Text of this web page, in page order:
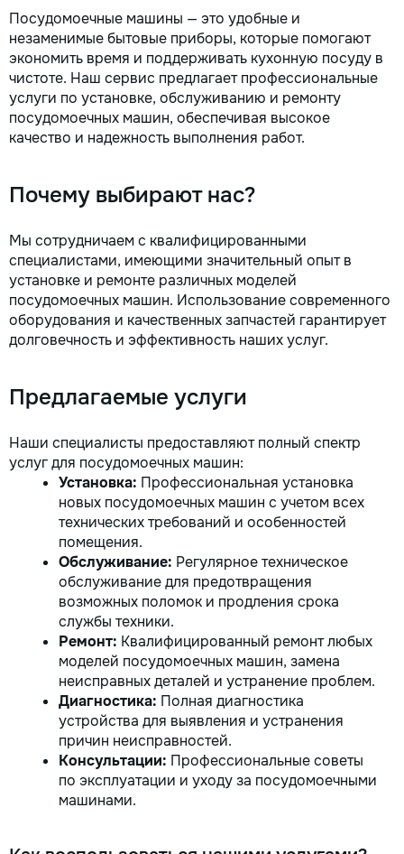
Посудомоечные машины — это удобные и
незаменимые бытовые приборы, которые помогают
экономить время и поддерживать кухонную посуду в
чистоте. Наш сервис предлагает профессиональные
услуги по установке, обслуживанию и ремонту
посудомоечных машин, обеспечивая высокое
качество и надежность выполнения работ.
Почему выбирают нас?
Мы сотрудничаем с квалифицированными
специалистами, имеющими значительный опыт в
установке и ремонте различных моделей
посудомоечных машин. Использование современного
оборудования и качественных запчастей гарантирует
долговечность и эффективность наших услуг.
Предлагаемые услуги
Наши специалисты предоставляют полный спектр
услуг для посудомоечных машин:
Установка: Профессиональная установка
новых посудомоечных машин с учетом всех
технических требований и особенностей
помещения.
Обслуживание: Регулярное техническое
обслуживание для предотвращения
возможных поломок и продления срока
службы техники.
Ремонт: Квалифицированный ремонт любых
моделей посудомоечных машин, замена
неисправных деталей и устранение проблем.
Диагностика: Полная диагностика
устройства для выявления и устранения
причин неисправностей.
Консультации: Профессиональные советы
по эксплуатации и уходу за посудомоечными
машинами.